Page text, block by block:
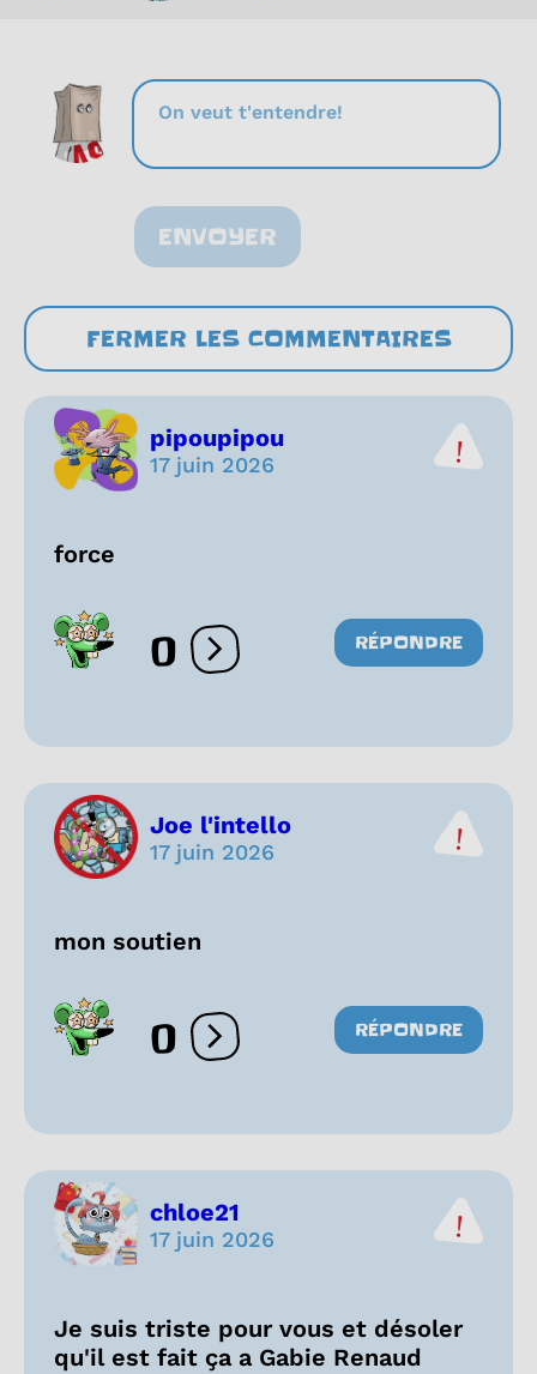
ENVOYER
FERMER LES COMMENTAIRES
pipoupipou
17 juin 2026
force
0 Ouvrir les réactions
RÉPONDRE
Joe l'intello
17 juin 2026
mon soutien
0 Ouvrir les réactions
RÉPONDRE
chloe21
17 juin 2026
Je suis triste pour vous et désoler
qu'il est fait ça a Gabie Renaud